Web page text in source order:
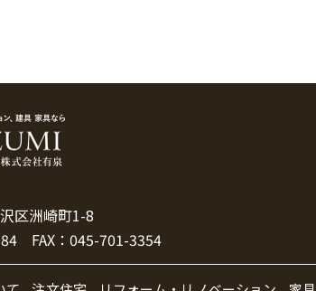
区洲崎町1-8
FAX：045-701-3354